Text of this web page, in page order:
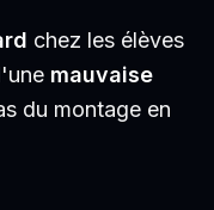
chez les élèves
mauvaise
du montage en